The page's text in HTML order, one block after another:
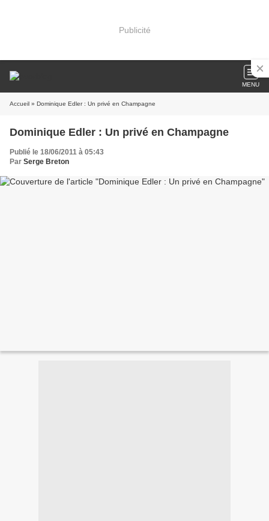
Publicité
MENU
Accueil » Dominique Edler : Un privé en Champagne
Dominique Edler : Un privé en Champagne
Publié le 18/06/2011 à 05:43
Par Serge Breton